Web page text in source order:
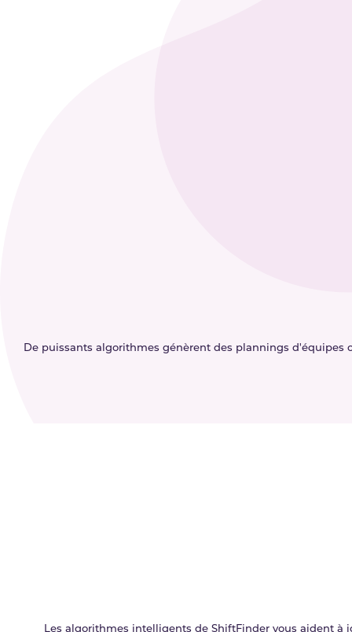
De puissants algorithmes génèrent des plannings d'équipes
Les algorithmes intelligents de ShiftFinder vous aident